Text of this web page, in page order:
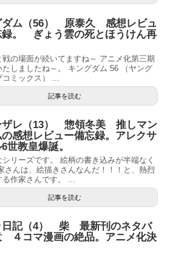
ダム（56） 原泰久 感想レビュ
録。 ぎょう雲の死とほうけん再
戦の場面が続いてますね～ アニメ化第三期
たしましたね～。 キングダム 56 （ヤング
コミックス） ...
記事を読む
ザレ（13） 惣領冬美 推しマン
の感想レビュー備忘録。アレクサ
世教皇爆誕。
シリーズです。 絵柄の書き込みが半端なく
さんは、絵描きさんなんだ！！！と、熱烈
る作家さんです。 ...
記事を読む
日記（4） 柴 最新刊のネタバ
４コマ漫画の絶品。アニメ化決